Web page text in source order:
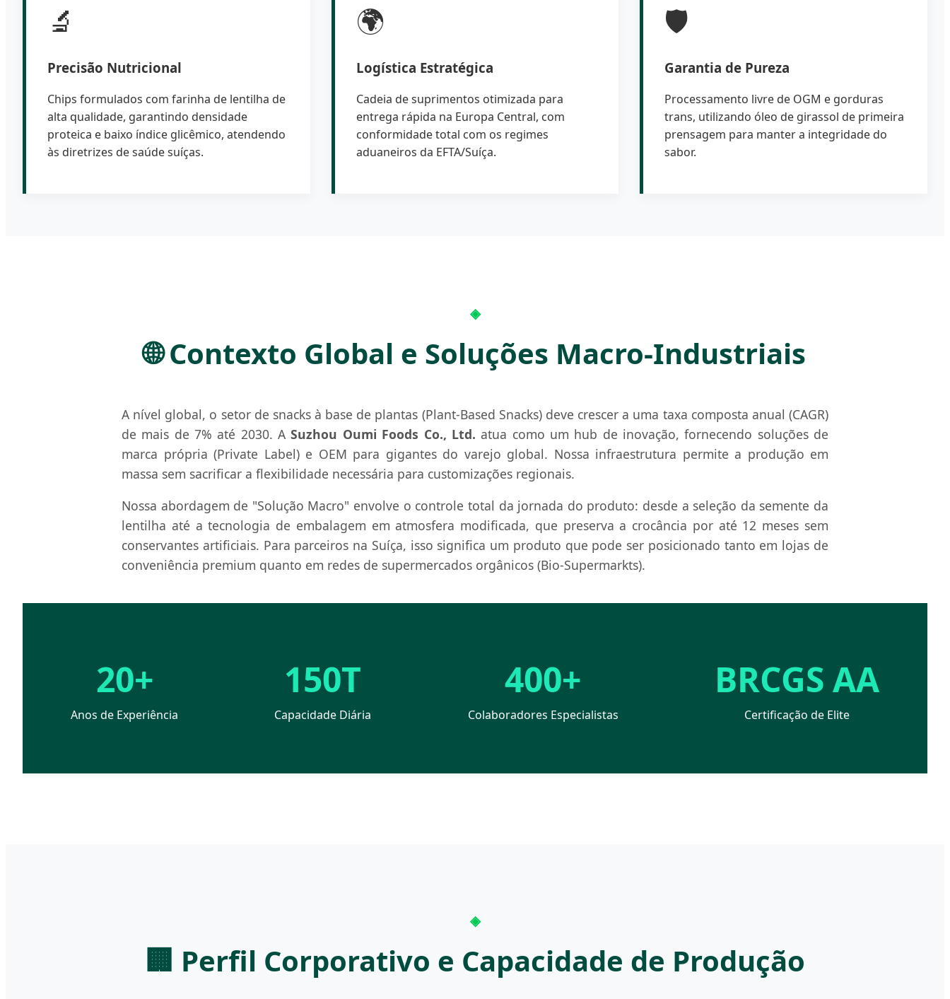
🔬
Precisão Nutricional
Chips formulados com farinha de lentilha de
alta qualidade, garantindo densidade
proteica e baixo índice glicêmico, atendendo
às diretrizes de saúde suíças.
🌍
Logística Estratégica
Cadeia de suprimentos otimizada para
entrega rápida na Europa Central, com
conformidade total com os regimes
aduaneiros da EFTA/Suíça.
🛡️
Garantia de Pureza
Processamento livre de OGM e gorduras
trans, utilizando óleo de girassol de primeira
prensagem para manter a integridade do
sabor.
🌐 Contexto Global e Soluções Macro-Industriais
A nível global, o setor de snacks à base de plantas (Plant-Based Snacks) deve crescer a uma taxa composta anual (CAGR)
de mais de 7% até 2030. ASuzhou Oumi Foods Co., Ltd. atua como um hub de inovação, fornecendo soluções de
marca própria (Private Label) e OEM para gigantes do varejo global. Nossa infraestrutura permite a produção em
massa sem sacrificar a flexibilidade necessária para customizações regionais.
Nossa abordagem de "Solução Macro" envolve o controle total da jornada do produto: desde a seleção da semente da
lentilha até a tecnologia de embalagem em atmosfera modificada, que preserva a crocância por até 12 meses sem
conservantes artificiais. Para parceiros na Suíça, isso significa um produto que pode ser posicionado tanto em lojas de
conveniência premium quanto em redes de supermercados orgânicos (Bio-Supermarkts).
20+
Anos de Experiência
150T
Capacidade Diária
400+
Colaboradores Especialistas
BRCGS AA
Certificação de Elite
🏢 Perfil Corporativo e Capacidade de Produção